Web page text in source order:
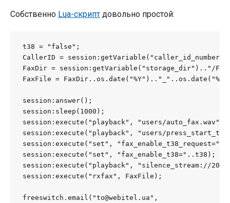
Собственно Lua-скрипт довольно простой:
t38 = "false";
CallerID =
FaxDir = session:getVariable("storage_dir").."/
FaxFile =
session:answer();
session:sleep(1000);
session:execute("playback", "users/auto_fax.wav");
session:execute("playback", "users/
session:execute("set",
session:execute("set", "fax_enable_t38="..t38);
session:execute("playback", "silence_stream://
session:execute("rxfax", FaxFile);
freeswitch.email("to@webitel.ua",